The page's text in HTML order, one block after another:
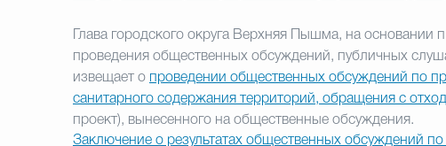
Глава городского округа Верхняя Пышма, на
проведения общественных обсуждений, публичных
извещает о проведении общественных обсуждений по
санитарного содержания территорий, обращения с
проект), вынесенного на общественные обсуждения.
Заключение о результатах общественных обсуждений